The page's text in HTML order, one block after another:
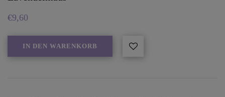
€9,60
IN DEN WARENKORB